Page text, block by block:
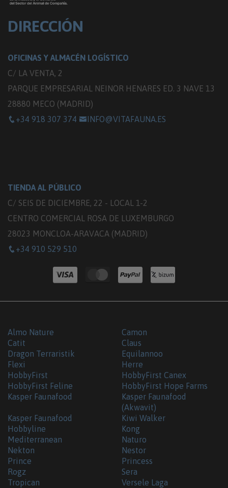
DIRECCIÓN
OFICINAS Y ALMACÉN LOGÍSTICO
C/ LA VENTA, 2
PARQUE EMPRESARIAL NEINOR HENARES ED. 3 NAVE 13
28880 MECO (MADRID)
+34 918 307 374
INFO@VITAFAUNA.ES
TIENDA AL PÚBLICO
C/ SEIS DE DICIEMBRE, 22 - LOCAL 1-2
CENTRO COMERCIAL ROSA DE LUXEMBURGO
28023 MONCLOA-ARAVACA (MADRID)
+34 910 529 510
Almo Nature
Camon
Catit
Claus
Dragon Terraristik
Equilannoo
Flexi
Herre
HobbyFirst
HobbyFirst Canex
HobbyFirst Feline
HobbyFirst Hope Farms
Kasper Faunafood
Kasper Faunafood
(Akwavit)
Kasper Faunafood
Hobbyline
Kiwi Walker
Kong
Mediterranean
Naturo
Nekton
Nestor
Prince
Princess
Rogz
Sera
Tropican
Versele Laga